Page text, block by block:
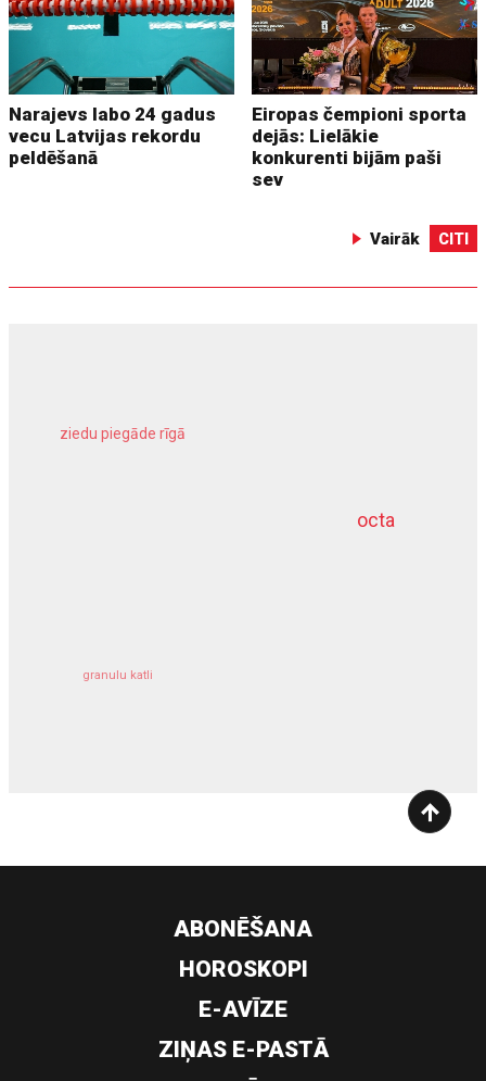
Narajevs labo 24 gadus
vecu Latvijas rekordu
peldēšanā
Eiropas čempioni sporta
dejās: Lielākie
konkurenti bijām paši
sev
Vairāk CITI
octa
ziedu piegāde rīgā
granulu katli
dziļurbums
ABONĒŠANA
HOROSKOPI
E-AVĪZE
ZIŅAS E-PASTĀ